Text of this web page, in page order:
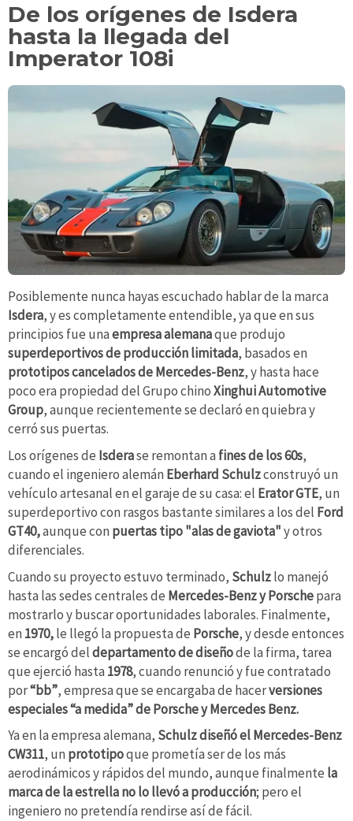
De los orígenes de Isdera
hasta la llegada del
Imperator 108i
Posiblemente nunca hayas escuchado hablar de la marca
Isdera, y es completamente entendible, ya que en sus
principios fue unaempresa alemanaque produjo
superdeportivos de producción limitada, basados en
prototipos cancelados de Mercedes-Benz, y hasta hace
poco era propiedad del Grupo chinoXinghui Automotive
Group, aunque recientemente se declaró en quiebra y
cerró sus puertas.
Los orígenes de Isderase remontan a fines de los 60s,
cuando el ingeniero alemán Eberhard Schulzconstruyó un
vehículo artesanal en el garaje de su casa: el Erator GTE, un
superdeportivo con rasgos bastante similares a los del Ford
GT40,aunque con puertas tipo "alas de gaviota"y otros
diferenciales.
Cuando su proyecto estuvo terminado, Schulzlo manejó
hasta las sedes centrales de Mercedes-Benz y Porschepara
mostrarlo y buscar oportunidades laborales. Finalmente,
en 1970,le llegó la propuesta de Porsche, y desde entonces
se encargó deldepartamento de diseñode la firma, tarea
que ejerció hasta 1978, cuando renunció y fue contratado
por“bb”, empresa que se encargaba de hacerversiones
especiales “a medida” de Porsche y Mercedes Benz.
Ya en la empresa alemana, Schulz diseñó el Mercedes-Benz
CW311, un prototipoque prometía ser de los más
aerodinámicos y rápidos del mundo, aunque finalmente la
marca de la estrella no lo llevó a producción; pero el
ingeniero no pretendía rendirse así de fácil.